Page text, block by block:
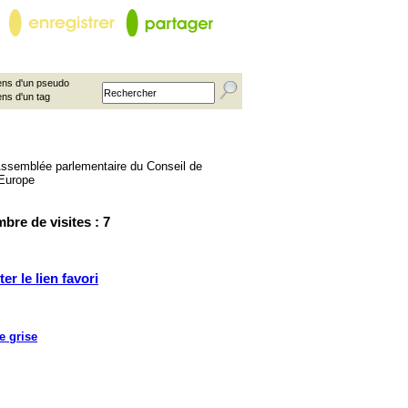
d'un pseudo
d'un tag
de visites : 7
le lien favori
grise